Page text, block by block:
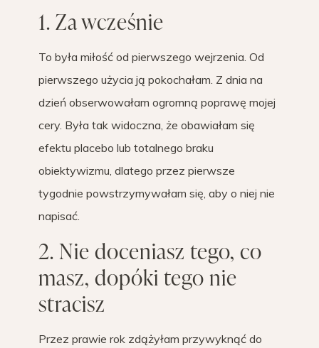
1. Za wcześnie
To była miłość od pierwszego wejrzenia. Od
pierwszego użycia ją pokochałam. Z dnia na
dzień obserwowałam ogromną poprawę mojej
cery. Była tak widoczna, że obawiałam się
efektu placebo lub totalnego braku
obiektywizmu, dlatego przez pierwsze
tygodnie powstrzymywałam się, aby o niej nie
napisać.
2. Nie doceniasz tego, co
masz, dopóki tego nie
stracisz
Przez prawie rok zdążyłam przywyknąć do